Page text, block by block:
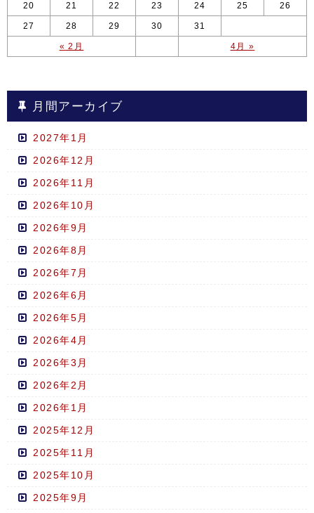
« 2月 4月 »
20 21 22 23 24 25 26
27 28 29 30 31
月間アーカイブ
2027年1月
2026年12月
2026年11月
2026年10月
2026年9月
2026年8月
2026年7月
2026年6月
2026年5月
2026年4月
2026年3月
2026年2月
2026年1月
2025年12月
2025年11月
2025年10月
2025年9月